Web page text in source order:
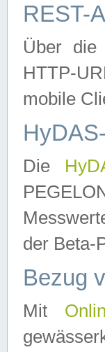
REST-
Über die
HTTP-
mobile
Die
der Beta-
Bezug
Mit